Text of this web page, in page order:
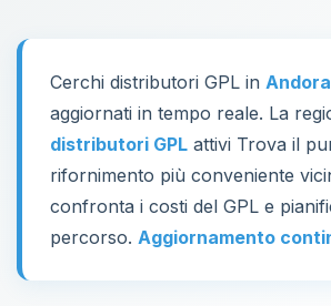
Cerchi distributori GPL in Andora
aggiornati in tempo reale. La
distributori GPL attivi Trova il
rifornimento più conveniente
confronta i costi del GPL e
percorso. Aggiornamento